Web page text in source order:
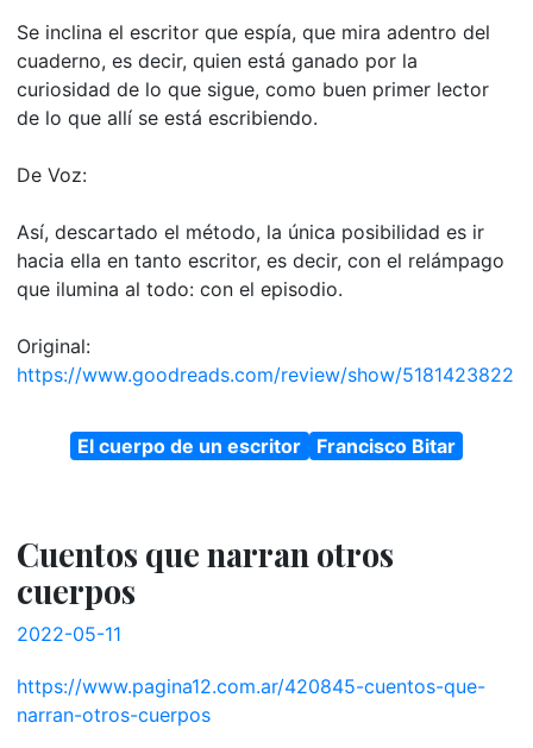
Se inclina el escritor que espía, que mira adentro del
cuaderno, es decir, quien está ganado por la
curiosidad de lo que sigue, como buen primer lector
de lo que allí se está escribiendo.
De Voz:
Así, descartado el método, la única posibilidad es ir
hacia ella en tanto escritor, es decir, con el relámpago
que ilumina al todo: con el episodio.
Original:
https://www.goodreads.com/review/show/5181423822
El cuerpo de un escritor Francisco Bitar
Cuentos que narran otros
cuerpos
2022-05-11
https://www.pagina12.com.ar/420845-cuentos-que-
narran-otros-cuerpos